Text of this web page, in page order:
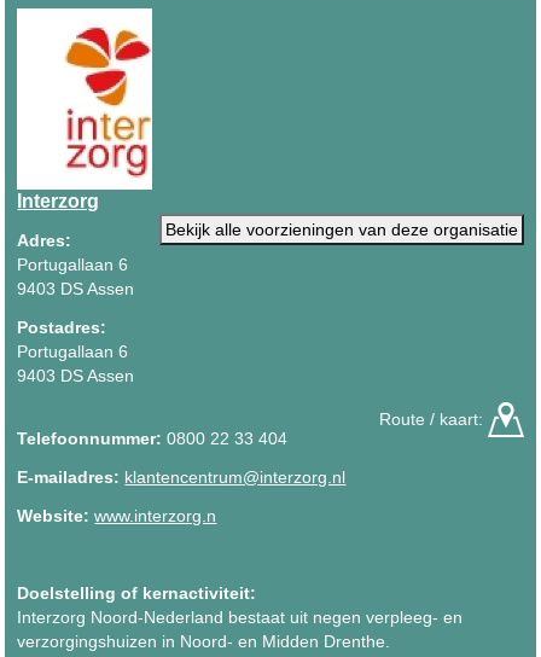
Interzorg
Bekijk alle voorzieningen van deze organisatie
Adres:
Portugallaan 6
9403 DS Assen
Postadres:
Portugallaan 6
9403 DS Assen
Route / kaart:
Telefoonnummer: 0800 22 33 404
E-mailadres: klantencentrum@interzorg.nl
Website: www.interzorg.n
Doelstelling of kernactiviteit:
Interzorg Noord-Nederland bestaat uit negen verpleeg- en
verzorgingshuizen in Noord- en Midden Drenthe.